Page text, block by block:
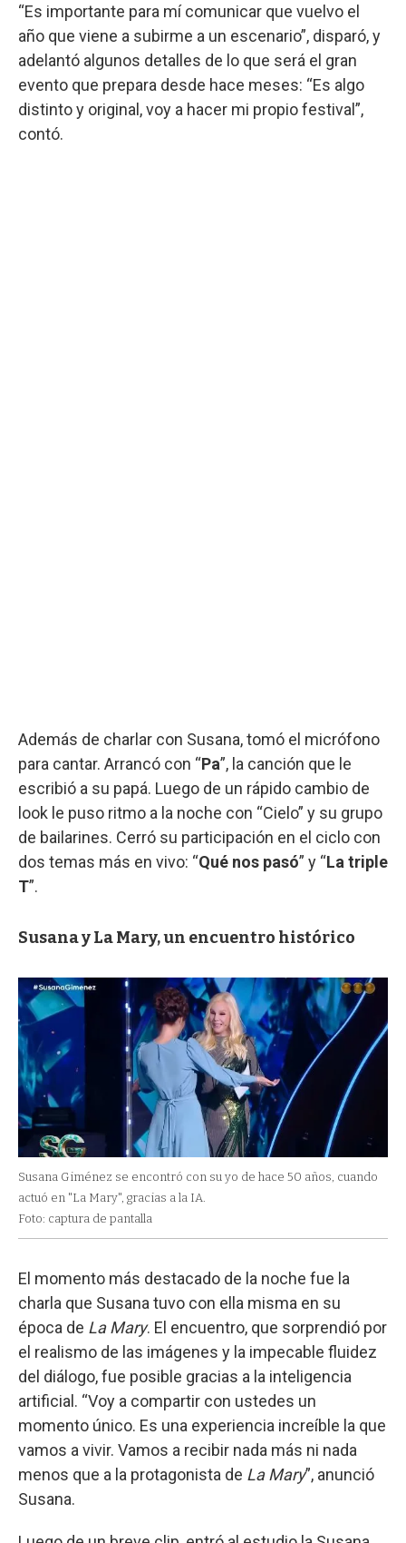
“Es importante para mí comunicar que vuelvo el
año que viene a subirme a un escenario”, disparó, y
adelantó algunos detalles de lo que será el gran
evento que prepara desde hace meses: “Es algo
distinto y original, voy a hacer mi propio festival”,
contó.
Además de charlar con Susana, tomó el micrófono
para cantar. Arrancó con “Pa”, la canción que le
escribió a su papá. Luego de un rápido cambio de
look le puso ritmo a la noche con “Cielo” y su grupo
de bailarines. Cerró su participación en el ciclo con
dos temas más en vivo: “Qué nos pasó” y “La triple
T”.
Susana y La Mary, un encuentro histórico
Susana Giménez se encontró con su yo de hace 50 años, cuando
actuó en "La Mary", gracias a la IA.
Foto: captura de pantalla
El momento más destacado de la noche fue la
charla que Susana tuvo con ella misma en su
época de La Mary. El encuentro, que sorprendió por
el realismo de las imágenes y la impecable fluidez
del diálogo, fue posible gracias a la inteligencia
artificial. “Voy a compartir con ustedes un
momento único. Es una experiencia increíble la que
vamos a vivir. Vamos a recibir nada más ni nada
menos que a la protagonista de La Mary”, anunció
Susana.